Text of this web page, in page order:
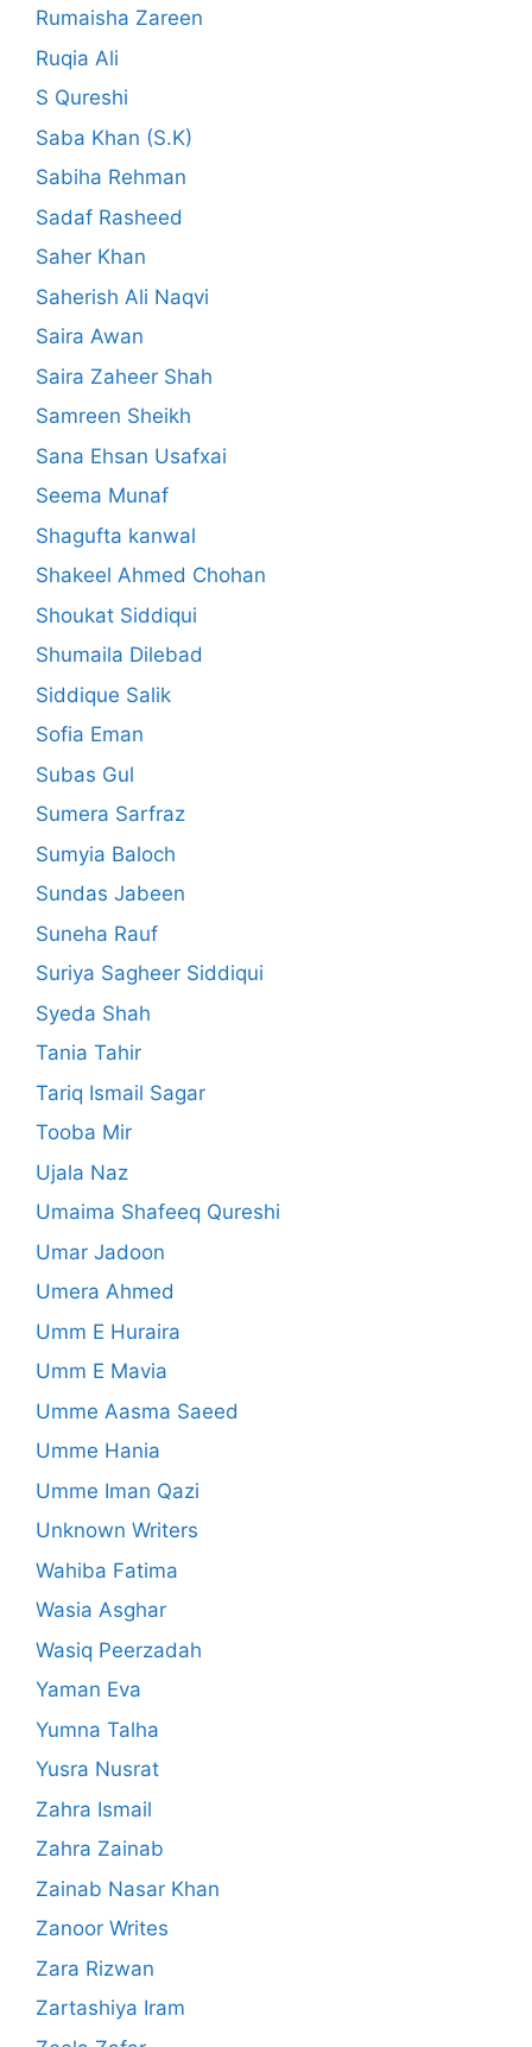
Rumaisha Zareen
Ruqia Ali
S Qureshi
Saba Khan (S.K)
Sabiha Rehman
Sadaf Rasheed
Saher Khan
Saherish Ali Naqvi
Saira Awan
Saira Zaheer Shah
Samreen Sheikh
Sana Ehsan Usafxai
Seema Munaf
Shagufta kanwal
Shakeel Ahmed Chohan
Shoukat Siddiqui
Shumaila Dilebad
Siddique Salik
Sofia Eman
Subas Gul
Sumera Sarfraz
Sumyia Baloch
Sundas Jabeen
Suneha Rauf
Suriya Sagheer Siddiqui
Syeda Shah
Tania Tahir
Tariq Ismail Sagar
Tooba Mir
Ujala Naz
Umaima Shafeeq Qureshi
Umar Jadoon
Umera Ahmed
Umm E Huraira
Umm E Mavia
Umme Aasma Saeed
Umme Hania
Umme Iman Qazi
Unknown Writers
Wahiba Fatima
Wasia Asghar
Wasiq Peerzadah
Yaman Eva
Yumna Talha
Yusra Nusrat
Zahra Ismail
Zahra Zainab
Zainab Nasar Khan
Zanoor Writes
Zara Rizwan
Zartashiya Iram